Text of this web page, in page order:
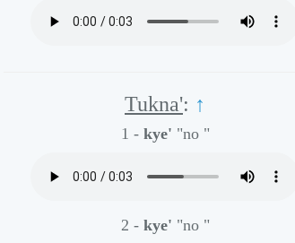
Tukna': ↑
1 - kye' "no "
2 - kye' "no "